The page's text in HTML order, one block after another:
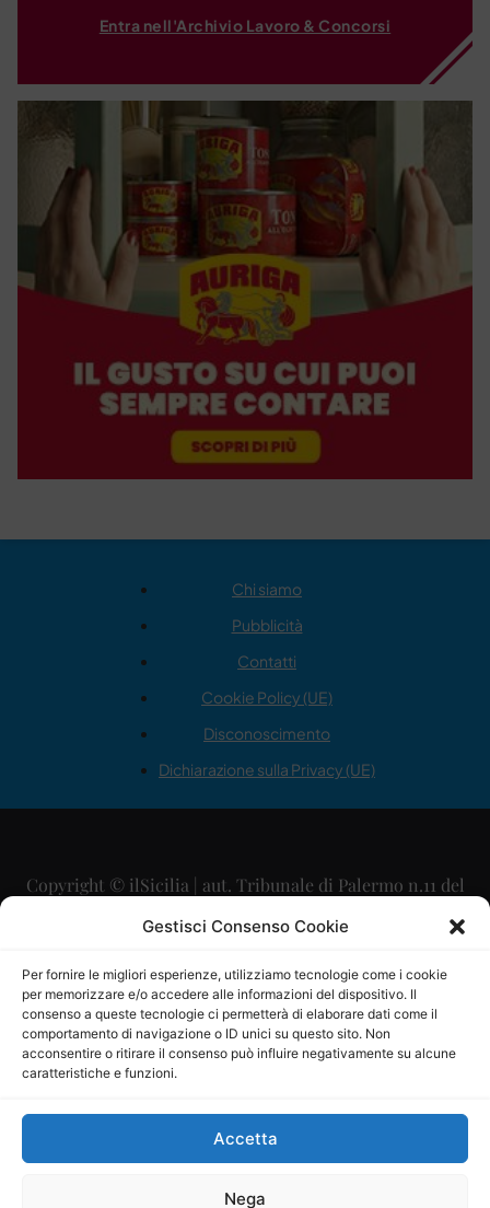
Gestisci Consenso Cookie
Per fornire le migliori esperienze, utilizziamo tecnologie come i cookie
per memorizzare e/o accedere alle informazioni del dispositivo. Il
consenso a queste tecnologie ci permetterà di elaborare dati come il
comportamento di navigazione o ID unici su questo sito. Non
acconsentire o ritirare il consenso può influire negativamente su alcune
caratteristiche e funzioni.
Accetta
Nega
Entra nell'Archivio Lavoro & Concorsi
Chi siamo
Pubblicità
Contatti
Cookie Policy (UE)
Disconoscimento
Dichiarazione sulla Privacy (UE)
Copyright © ilSicilia | aut. Tribunale di Palermo n.11 del
29/09/2015
Direttore Editoriale: Maurizio Scaglione
Direttore Responsabile: Maria Calabrese
P.IVA: 06334930820
Mercurio Comunicazione Società Cooperativa a r.l. è
iscritta al Registro degli Operatori di Comunicazione al